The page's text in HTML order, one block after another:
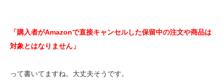
「購入者がAmazonで直接キャンセルした保留中の注文や商品は
対象とはなりません」
って書いてますね。大丈夫そうです。